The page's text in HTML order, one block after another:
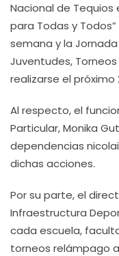
Nacional de Tequios
para Todas y
semana y la
Juventudes,
realizarse el próximo
Al respecto, el
Particular, Monika
dependencias
dichas acciones.
Por su parte, el
Infraestructura
cada escuela,
torneos relámpago